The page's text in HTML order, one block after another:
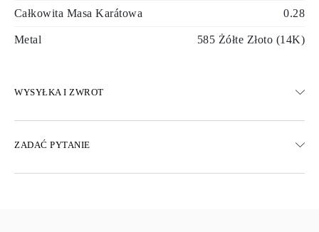
Całkowita Masa Karátowa 0.28
Metal 585 Żółte Złoto (14K)
WYSYŁKA I ZWROT
Dostępne są również opcje dostawy ekspresowej
ZADAĆ PYTANIE